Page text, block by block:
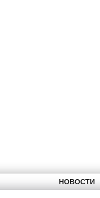
НОВОСТИ